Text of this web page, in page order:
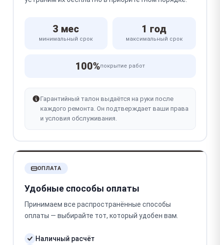
3 мес
минимальный срок
1 год
максимальный срок
100%покрытие работ
Гарантийный талон выдаётся на руки после
каждого ремонта. Он подтверждает ваши права
и условия обслуживания.
ОПЛАТА
Удобные способы оплаты
Принимаем все распространённые способы
оплаты — выбирайте тот, который удобен вам.
Наличный расчёт